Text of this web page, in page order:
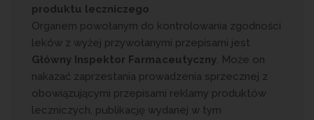
produktu leczniczego
Organem powołanym do kontrolowania zgodności
leków z wyżej przywołanymi przepisami jest
Główny Inspektor Farmaceutyczny. Może on
nakazać zaprzestania prowadzenia sprzecznej z
obowiązującymi przepisami reklamy produktów
leczniczych, publikację wydanej w tym